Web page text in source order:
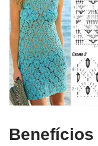
Benefícios